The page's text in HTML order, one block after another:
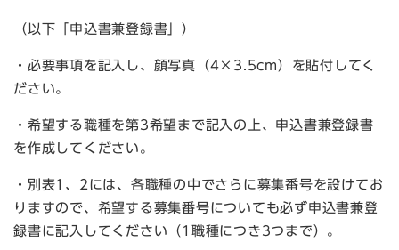
（以下「申込書兼登録書」）
・必要事項を記入し、顔写真（4×3.5cm）を貼付してく
ださい。
・希望する職種を第3希望まで記入の上、申込書兼登録書
を作成してください。
・別表1、2には、各職種の中でさらに募集番号を設けてお
りますので、希望する募集番号についても必ず申込書兼登
録書に記入してください（1職種につき3つまで）。